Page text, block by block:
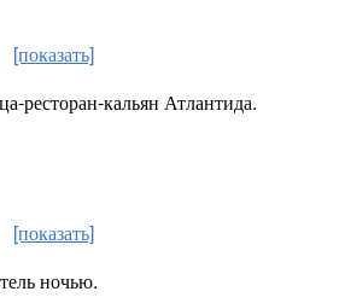
[показать]
ресторан-кальян Атлантида.
[показать]
ночью.